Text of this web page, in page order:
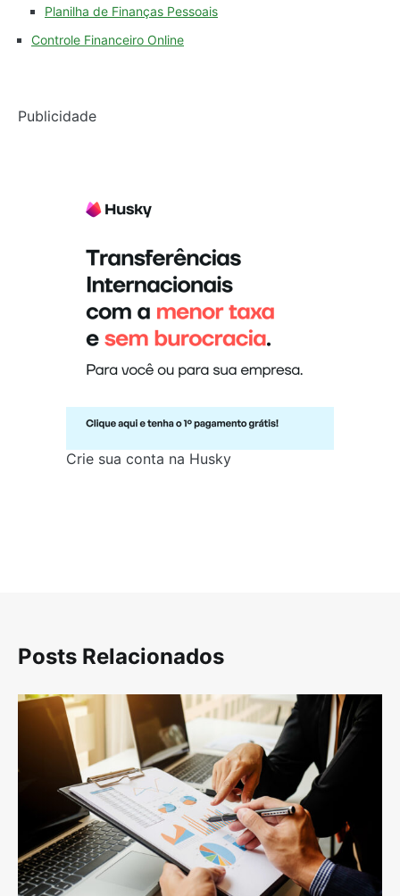
Planilha de Finanças Pessoais
Controle Financeiro Online
Publicidade
Crie sua conta na Husky
Posts Relacionados